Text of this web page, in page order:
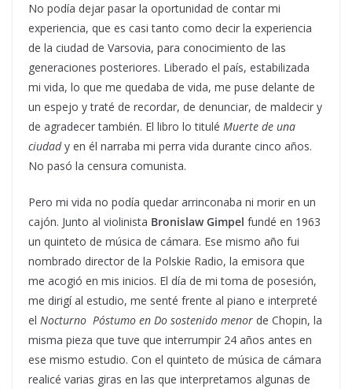
No podía dejar pasar la oportunidad de contar mi
experiencia, que es casi tanto como decir la experiencia
de la ciudad de Varsovia, para conocimiento de las
generaciones posteriores. Liberado el país, estabilizada
mi vida, lo que me quedaba de vida, me puse delante de
un espejo y traté de recordar, de denunciar, de maldecir y
de agradecer también. El libro lo titulé Muerte de una
ciudady en él narraba mi perra vida durante cinco años.
No pasó la censura comunista.
Pero mi vida no podía quedar arrinconaba ni morir en un
cajón. Junto al violinista Bronislaw Gimpel fundé en 1963
un quinteto de música de cámara. Ese mismo año fui
nombrado director de la Polskie Radio, la emisora que
me acogió en mis inicios. El día de mi toma de posesión,
me dirigí al estudio, me senté frente al piano e interpreté
el Nocturno Póstumo en Do sostenido menor de Chopin, la
misma pieza que tuve que interrumpir 24 años antes en
ese mismo estudio. Con el quinteto de música de cámara
realicé varias giras en las que interpretamos algunas de